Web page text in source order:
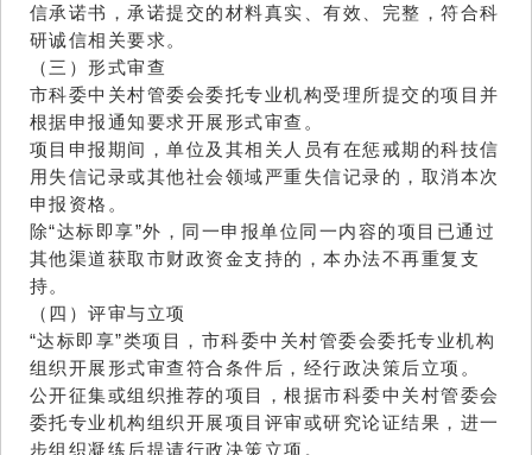
信承诺书，承诺提交的材料真实、有效、完整，符合科
研诚信相关要求。
（三）形式审查
市科委中关村管委会委托专业机构受理所提交的项目并
根据申报通知要求开展形式审查。
项目申报期间，单位及其相关人员有在惩戒期的科技信
用失信记录或其他社会领域严重失信记录的，取消本次
申报资格。
除“达标即享”外，同一申报单位同一内容的项目已通过
其他渠道获取市财政资金支持的，本办法不再重复支
持。
（四）评审与立项
“达标即享”类项目，市科委中关村管委会委托专业机构
组织开展形式审查符合条件后，经行政决策后立项。
公开征集或组织推荐的项目，根据市科委中关村管委会
委托专业机构组织开展项目评审或研究论证结果，进一
步组织凝练后提请行政决策立项。